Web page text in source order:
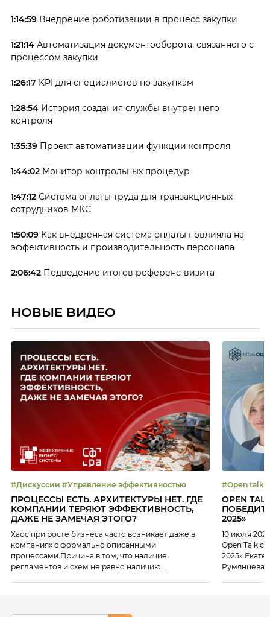
1:14:59Внедрение роботизации в процесс закупки
1:21:14Автоматизация документооборота, связанного с
процессом закупки
1:26:17 KPI для специалистов по закупкам
1:28:54История создания службы внутреннего
контроля
1:35:39Проект автоматизации функции контроля
1:44:02Монитор контрольных процедур
1:47:12Система оплаты труда для транзакционных
сотрудников МКС
1:50:09Как внедренная система оплаты повлияла на
эффективность и производительность персонала
2:06:42Подведение итогов референс-визита
НОВЫЕ ВИДЕО
#Дискуссии #Управление эффективностью
ПРОЦЕССЫ ЕСТЬ. АРХИТЕКТУРЫ НЕТ. ГДЕ
КОМПАНИИ ТЕРЯЮТ ЭФФЕКТИВНОСТЬ,
ДАЖЕ НЕ ЗАМЕЧАЯ ЭТОГО?
Хаос при росте бизнеса часто возникает даже в
компаниях с формально описанными
процессами.Причина в том, что наличие
регламентов и схем не равно наличию
OPEN
2025»
10 июля
Open Talk
2025»
Румянцева